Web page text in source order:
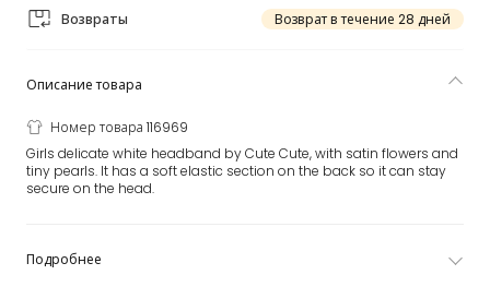
Возвраты Возврат в течение 28 дней
Описание товара
Номер товара 116969
Girls delicate white headband by Cute Cute, with satin flowers and
tiny pearls. It has a soft elastic section on the back so it can stay
secure on the head.
Подробнее